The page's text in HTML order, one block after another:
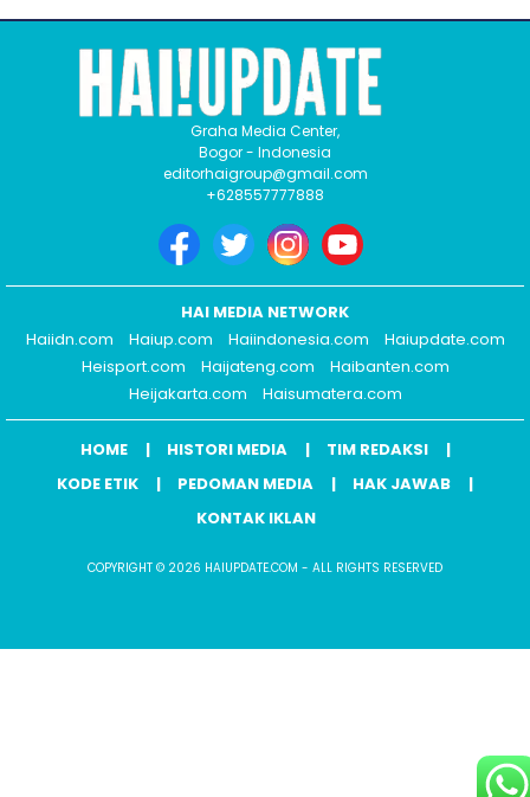
Graha Media Center,
Bogor - Indonesia
editorhaigroup@gmail.com
+628557777888
HAI MEDIA NETWORK
Haiidn.com
Haiup.com Haiindonesia.com
Haiupdate.com
Heisport.com
Haijateng.com
Haibanten.com
Heijakarta.com
Haisumatera.com
HOME HISTORI MEDIA
TIM REDAKSI
KODE ETIK
PEDOMAN MEDIA
HAK JAWAB
KONTAK IKLAN
COPYRIGHT © 2026 HAIUPDATE.COM - ALL RIGHTS RESERVED